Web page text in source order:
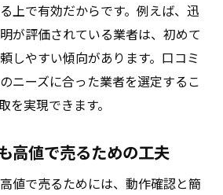
上で有効だからです。例えば、迅
が評価されている業者は、初めて
しやすい傾向があります。口コミ
ニーズに合った業者を選定するこ
を実現できます。
高値で売るための工夫
値で売るためには、動作確認と簡